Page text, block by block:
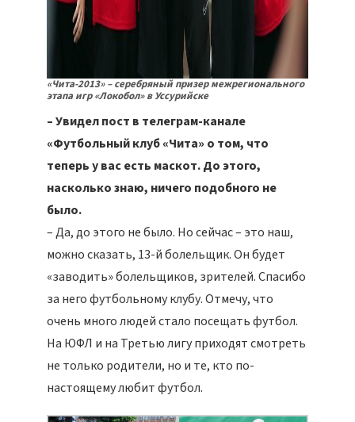
«Чита-2013» – серебряный призер межрегионального
этапа игр «Локобол» в Уссурийске
– Увидел пост в телеграм-канале
«Футбольный клуб «Чита» о том, что
теперь у вас есть маскот. До этого,
насколько знаю, ничего подобного не
было.
– Да, до этого не было. Но сейчас – это наш,
можно сказать, 13-й болельщик. Он будет
«заводить» болельщиков, зрителей. Спасибо
за него футбольному клубу. Отмечу, что
очень много людей стало посещать футбол.
На ЮФЛ и на Третью лигу приходят смотреть
не только родители, но и те, кто по-
настоящему любит футбол.